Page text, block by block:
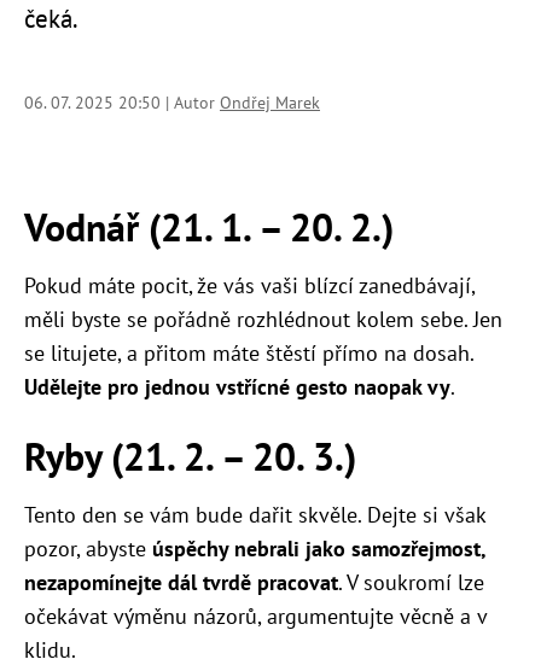
čeká.
06. 07. 2025 20:50 | Autor Ondřej Marek
Vodnář (21. 1. – 20. 2.)
Pokud máte pocit, že vás vaši blízcí zanedbávají,
měli byste se pořádně rozhlédnout kolem sebe. Jen
se litujete, a přitom máte štěstí přímo na dosah.
Udělejte pro jednou vstřícné gesto naopak vy.
Ryby (21. 2. – 20. 3.)
Tento den se vám bude dařit skvěle. Dejte si však
pozor, abyste úspěchy nebrali jako samozřejmost,
nezapomínejte dál tvrdě pracovat. V soukromí lze
očekávat výměnu názorů, argumentujte věcně a v
klidu.